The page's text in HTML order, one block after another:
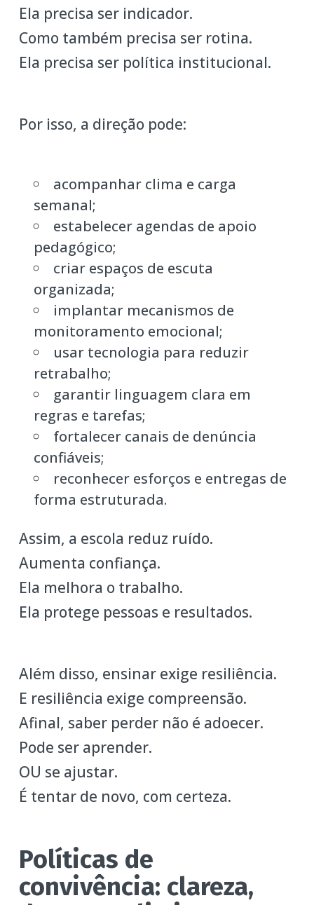
Ela precisa ser indicador.
Como também precisa ser rotina.
Ela precisa ser política institucional.
Por isso, a direção pode:
acompanhar clima e carga
semanal;
estabelecer agendas de apoio
pedagógico;
criar espaços de escuta
organizada;
implantar mecanismos de
monitoramento emocional;
usar tecnologia para reduzir
retrabalho;
garantir linguagem clara em
regras e tarefas;
fortalecer canais de denúncia
confiáveis;
reconhecer esforços e entregas de
forma estruturada.
Assim, a escola reduz ruído.
Aumenta confiança.
Ela melhora o trabalho.
Ela protege pessoas e resultados.
Além disso, ensinar exige resiliência.
E resiliência exige compreensão.
Afinal, saber perder não é adoecer.
Pode ser aprender.
OU se ajustar.
É tentar de novo, com certeza.
Políticas de
convivência: clareza,